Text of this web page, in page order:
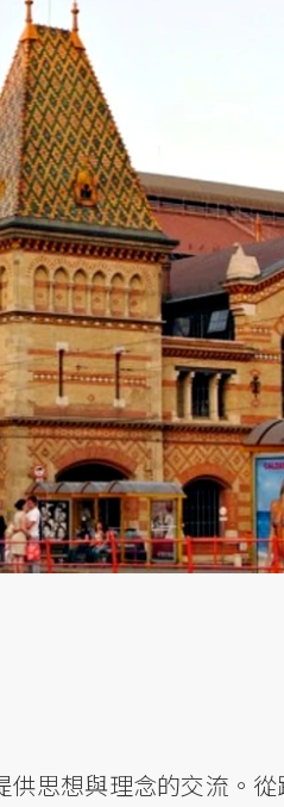
思想與理念的交流。